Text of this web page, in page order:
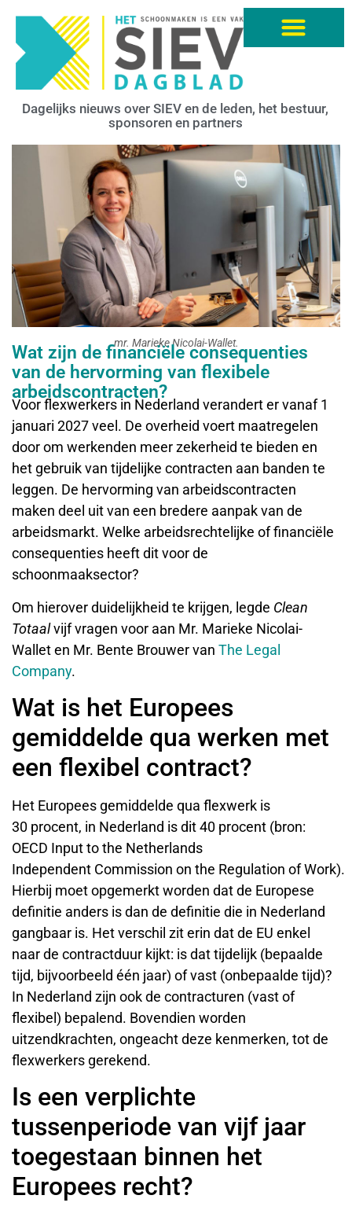
Dagelijks nieuws over SIEV en de leden, het bestuur,
sponsoren en partners
mr. Marieke Nicolai-Wallet.
Wat zijn de financiële consequenties
van de hervorming van flexibele
arbeidscontracten?
Voor flexwerkers in Nederland verandert er vanaf 1
januari 2027 veel. De overheid voert maatregelen
door om werkenden meer zekerheid te bieden en
het gebruik van tijdelijke contracten aan banden te
leggen. De hervorming van arbeidscontracten
maken deel uit van een bredere aanpak van de
arbeidsmarkt. Welke arbeidsrechtelijke of financiële
consequenties heeft dit voor de
schoonmaaksector?
Om hierover duidelijkheid te krijgen, legde Clean
Totaalvijf vragen voor aan Mr. Marieke Nicolai-
Wallet en Mr. Bente Brouwer van The Legal
Company.
Wat is het Europees
gemiddelde qua werken met
een flexibel contract?
Het Europees gemiddelde qua flexwerk is
30 procent, in Nederland is dit 40 procent (bron:
OECD Input to the Netherlands
Independent Commission on the Regulation of Work).
Hierbij moet opgemerkt worden dat de Europese
definitie anders is dan de definitie die in Nederland
gangbaar is. Het verschil zit erin dat de EU enkel
naar de contractduur kijkt: is dat tijdelijk (bepaalde
tijd, bijvoorbeeld één jaar) of vast (onbepaalde tijd)?
In Nederland zijn ook de contracturen (vast of
flexibel) bepalend. Bovendien worden
uitzendkrachten, ongeacht deze kenmerken, tot de
flexwerkers gerekend.
Is een verplichte
tussenperiode van vijf jaar
toegestaan binnen het
Europees recht?